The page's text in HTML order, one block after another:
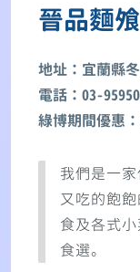
晉品麵
地址：宜蘭縣
電話：03-
綠博期間優惠
我們是一
又吃的飽
食及各式
食選。